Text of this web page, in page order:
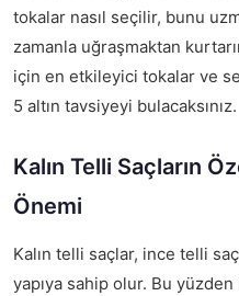
tokalar nasıl seçilir, bunu
zamanla uğraşmaktan
için en etkileyici tokalar ve
5 altın tavsiyeyi bulacaksınız.
Kalın Telli Saçların
Önemi
Kalın telli saçlar, ince telli
yapıya sahip olur. Bu